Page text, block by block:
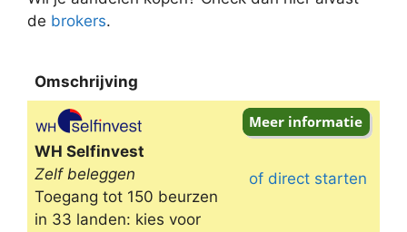
de brokers.
Omschrijving
Omschrijving
WH Selfinvest
Zelf beleggen
Toegang tot 150 beurzen
in 33 landen: kies voor
of direct starten